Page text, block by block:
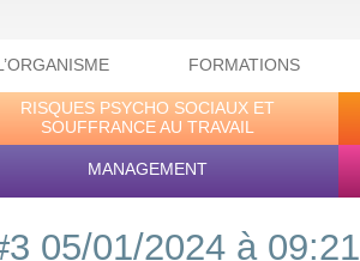
FORMATIONS
RISQUES PSYCHO SOCIAUX ET
SOUFFRANCE AU TRAVAIL
MANAGEMENT
05/01/2024 à